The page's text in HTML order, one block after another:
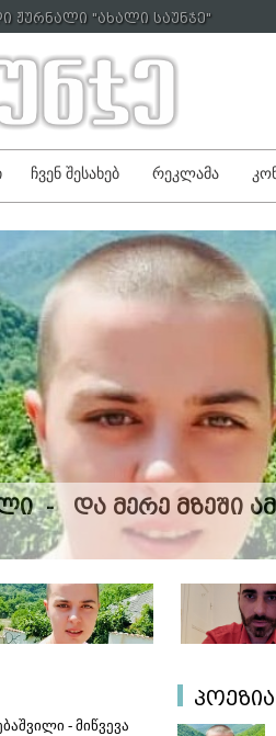
ჟურნალი "ახალი საუნჯე"
ჩვენ შესახებ რეკლამა
- და მერე მზეში
- მიწვევა
პოეზია